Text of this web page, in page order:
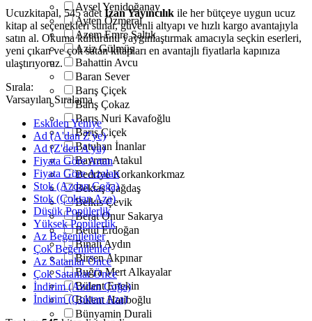
Aysel Yenidoğanay
Ayten Özmeral
Azem Emre Saltık
Aziz Gülmüş
Bahattin Avcu
Baran Sever
Barış Çiçek
Barış Çokaz
Barış Nuri Kavafoğlu
Barış Çiçek
Batuhan İnanlar
Bayram Atakul
Bedriye Korkankorkmaz
Bektaş Çağdaş
Belkıs Çevik
Berat Onur Sakarya
Betül Erdoğan
Binali Aydın
Birsen Akpınar
Buğra Mert Alkayalar
Bülent Ertekin
Bülent Hatiboğlu
Bünyamin Durali
Ucuzkitapal, 545 adet İzan Yayıncılık ile her bütçeye uygun ucuz
kitap al seçenekleri sunar, güvenli altyapı ve hızlı kargo avantajıyla
satın al. Okuma kültürünü yaygınlaştırmak amacıyla seçkin eserleri,
yeni çıkan ve çok satan kitapları en avantajlı fiyatlarla kapınıza
ulaştırıyoruz.
Sırala:
Varsayılan Sıralama
Eskiden Yeniye
Ad (A'dan Z'ye)
Ad (Z'den A'ya)
Fiyata Göre Artan
Fiyata Göre Azalan
Stok (Azdan Çoğa)
Stok (Çoktan Aza)
Düşük Popülerlik
Yüksek Popülerlik
Az Beğenilenler
Çok Beğenilenler
Az Satanlar Önce
Çok Satanlar Önce
İndirim (Azdan Çoğa)
İndirim (Çoktan Aza)